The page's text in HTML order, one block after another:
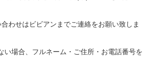
わせはビビアンまでご連絡をお願い致しま
い場合、フルネーム・ご住所・お電話番号を